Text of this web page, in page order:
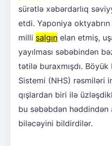
sürətlə xəbərdarlıq
etdi. Yaponiya
milli salgın elan etmiş,
yayılması səbəbindən
tətilə buraxmışdı.
Sistemi (NHS) rəsmiləri
qışlardan biri ilə
bu səbəbdən həddindən
biləcəyini bildirdilər.